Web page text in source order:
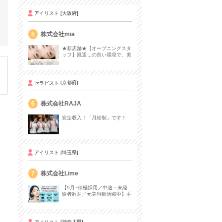
アイリスト [大阪府]
5 株式会社mia
★新店舗★【オープニングスタ
ッフ】風通しの良い環境で、美
セラピスト [京都府]
6 株式会社RAJA
安定収入！「月給制」です！
アイリスト [埼玉県]
7 株式会社Lime
【9月~積極採用／中途・未経
験者歓迎／元美容師活躍中】手